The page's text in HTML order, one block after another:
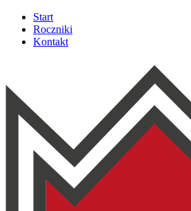
Start
Roczniki
Kontakt